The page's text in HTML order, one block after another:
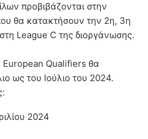
προβιβάζονται στην
θα κατακτήσουν την 2η, 3η
League C της διοργάνωσης.
Qualifiers θα
ως του Ιούλιο του 2024.
2024